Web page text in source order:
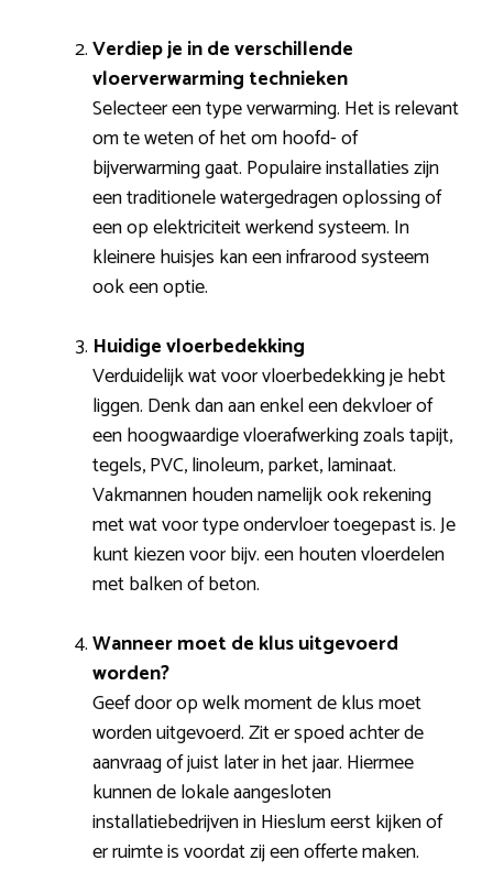
Verdiep je in de verschillende
vloerverwarming technieken
Selecteer een type verwarming. Het is relevant
om te weten of het om hoofd- of
bijverwarming gaat. Populaire installaties zijn
een traditionele watergedragen oplossing of
een op elektriciteit werkend systeem. In
kleinere huisjes kan een infrarood systeem
ook een optie.
Huidige vloerbedekking
Verduidelijk wat voor vloerbedekking je hebt
liggen. Denk dan aan enkel een dekvloer of
een hoogwaardige vloerafwerking zoals tapijt,
tegels, PVC, linoleum, parket, laminaat.
Vakmannen houden namelijk ook rekening
met wat voor type ondervloer toegepast is. Je
kunt kiezen voor bijv. een houten vloerdelen
met balken of beton.
Wanneer moet de klus uitgevoerd
worden?
Geef door op welk moment de klus moet
worden uitgevoerd. Zit er spoed achter de
aanvraag of juist later in het jaar. Hiermee
kunnen de lokale aangesloten
installatiebedrijven in Hieslum eerst kijken of
er ruimte is voordat zij een offerte maken.